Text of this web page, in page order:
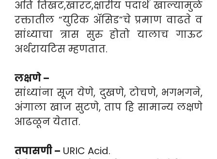
अति तिखट,खारट,क्षारीय पदार्थ खाल्यामुळे
रक्तातील “युरिक ॲसिड”चे प्रमाण वाढते व
सांध्याचा त्रास सुरु होतो यालाच गाऊट
अर्थरायटिस म्हणतात.
लक्षणे –
सांध्यांना सूज येणे, दुखणे, टोचणे, भगभगने,
अंगाला खाज सुटणे, ताप हि सामान्य लक्षणे
आढळून येतात.
तपासणी – URIC Acid.